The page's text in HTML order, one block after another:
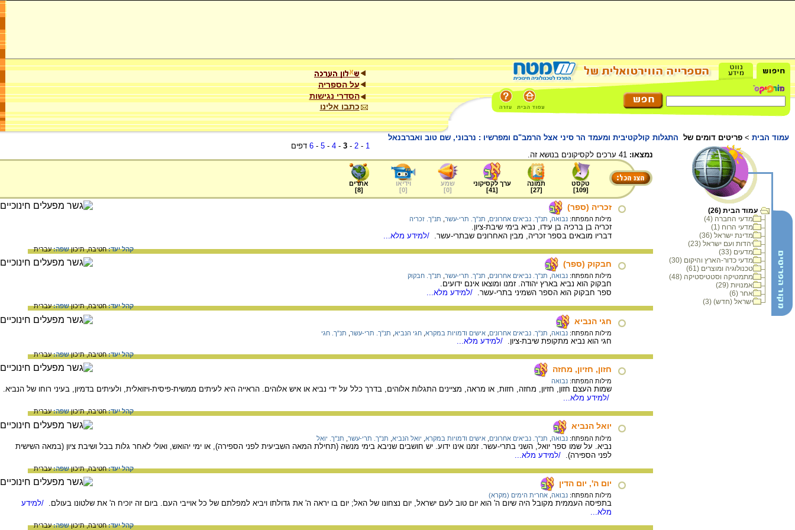
על הספריה
הסדרי נגישות
כתבו אלינו
עמוד הבית > פריטים דומים של התגלות קולקטיבית ומעמד הר סיני אצל הרמב"ם ומפרשיו : נרבוני, שם טוב ואברבנאל
עמוד הבית (26)
מדעי החברה (4)
מדעי הרוח (1)
מדינת ישראל (36)
יהדות ועם ישראל (23)
מדעים (33)
מדעי כדור-הארץ והיקום (30)
טכנולוגיה ומוצרים (61)
מתמטיקה וסטטיסטיקה (48)
אמנויות (29)
אחר (6)
ישראל (חדש) (3)
1
-
2
-
3
-
4
-
5
-
6 דפים
נמצאו:
טקסט
[
109
]
תמונה
[
27
]
ערך לקסיקוני
[
41
]
שמע
[
0
]
וידיאו
[
0
]
אתרים
[
8
]
זכריה (ספר)
מילות המפתח: נבואה תנ"ך. נביאים אחרונים תנ"ך. תרי-עשר תנ"ך. זכריה
זכריה בן ברכיה בן עידו, נביא בימי שיבת-ציון.
דבריו מובאים בספר זכריה, מבין האחרונים שבתרי-עשר. /למידע מלא...
קהל יעד:חטיבה,תיכוןשפה:עברית
חבקוק (ספר)
מילות המפתח: נבואה תנ"ך. נביאים אחרונים תנ"ך. תרי-עשר תנ"ך. חבקוק
חבקוק הוא נביא בארץ יהודה. זמנו ומוצאו אינם ידועים.
ספר חבקוק הוא הספר השמיני בתרי-עשר. /למידע מלא...
קהל יעד:חטיבה,תיכוןשפה:עברית
חגי הנביא
מילות המפתח: נבואה תנ"ך. נביאים אחרונים אישים ודמויות במקרא חגי הנביא תנ"ך. תרי-עשר תנ"ך. חגי
חגי הוא נביא מתקופת שיבת-ציון. /למידע מלא...
קהל יעד:חטיבה,תיכוןשפה:עברית
חזון, חזיון, מחזה
מילות המפתח: נבואה
שמות העצם חזון, חזיון, מחזה, חזות, או מראה, מציינים התגלות אלוהים, בדרך כלל על ידי נביא או איש אלוהים. הראייה היא לעיתים ממשית-פיסית-ויזואלית, ולעיתים בדמיון, בעיני רוחו של הנביא.
/למידע מלא...
קהל יעד:חטיבה,תיכוןשפה:עברית
יואל הנביא
מילות המפתח: נבואה תנ"ך. נביאים אחרונים אישים ודמויות במקרא יואל הנביא תנ"ך. תרי-עשר תנ"ך. יואל
נביא. על שמו ספר יואל, השני בתרי-עשר. זמנו אינו ידוע. יש חושבים שניבא בימי מנשה (תחילת המאה השביעית לפני הספירה), או ימי יהואש, ואולי לאחר גלות בבל ושיבת ציון (במאה השישית
לפני הספירה).
/למידע מלא...
קהל יעד:חטיבה,תיכוןשפה:עברית
יום ה', יום הדין
מילות המפתח: נבואה אחרית הימים (מקרא)
בתפיסה העממית מקובל היה שיום ה' הוא יום טוב לעם ישראל, יום נצחונו של האל; יום בו יראה ה' את גדולתו ויביא למפלתם של כל אוייבי העם. ביום זה יוכיח ה' את שלטונו בעולם.
/למידע
מלא...
קהל יעד:חטיבה,תיכוןשפה:עברית